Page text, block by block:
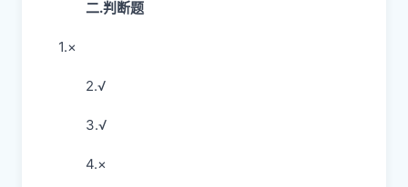
二.判断题
1.×
2.√
3.√
4.×